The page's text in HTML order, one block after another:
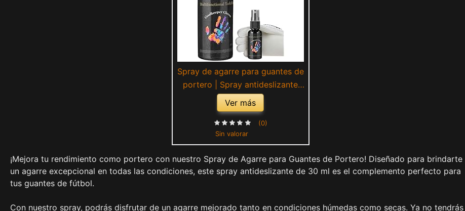
Spray de agarre para guantes de
portero | Spray antideslizante
para guantes de fútbol de 30 ml |
Guantes de portero resistentes al
agua y al sudor Grip Spray para
guantes de portero de
Ver más
Sin valorar
(0)
¡Mejora tu rendimiento como portero con nuestro Spray de Agarre para Guantes de Portero! Diseñado para brindarte
un agarre excepcional en todas las condiciones, este spray antideslizante de 30 ml es el complemento perfecto para
tus guantes de fútbol.
Con nuestro spray, podrás disfrutar de un agarre mejorado tanto en condiciones húmedas como secas. Ya no tendrás